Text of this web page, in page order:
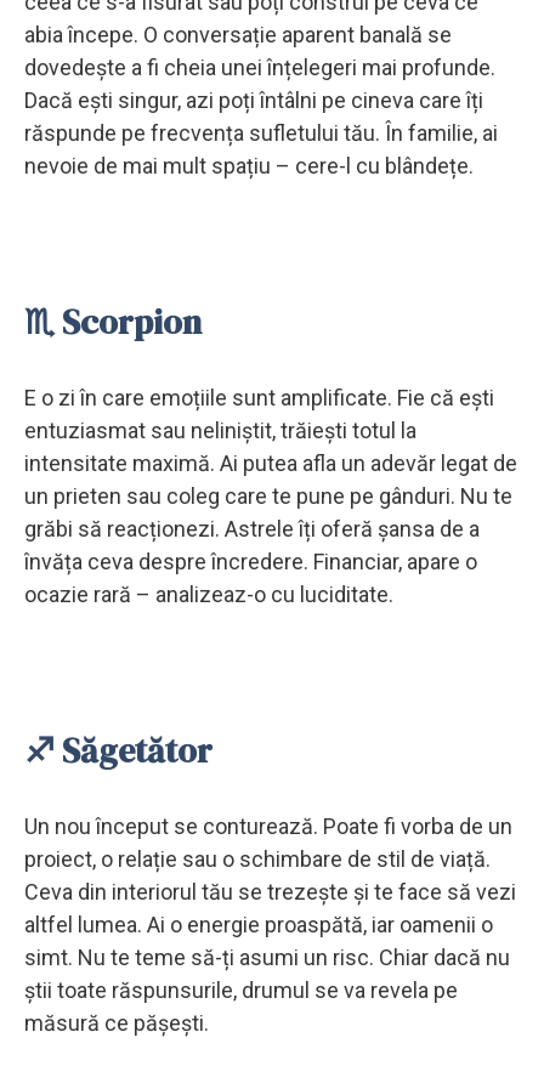
abia începe. O conversație aparent banală se
dovedește a fi cheia unei înțelegeri mai profunde.
Dacă ești singur, azi poți întâlni pe cineva care îți
răspunde pe frecvența sufletului tău. În familie, ai
nevoie de mai mult spațiu – cere-l cu blândețe.
♏ Scorpion
E o zi în care emoțiile sunt amplificate. Fie că ești
entuziasmat sau neliniștit, trăiești totul la
intensitate maximă. Ai putea afla un adevăr legat de
un prieten sau coleg care te pune pe gânduri. Nu te
grăbi să reacționezi. Astrele îți oferă șansa de a
învăța ceva despre încredere. Financiar, apare o
ocazie rară – analizeaz-o cu luciditate.
♐ Săgetător
Un nou început se conturează. Poate fi vorba de un
proiect, o relație sau o schimbare de stil de viață.
Ceva din interiorul tău se trezește și te face să vezi
altfel lumea. Ai o energie proaspătă, iar oamenii o
simt. Nu te teme să-ți asumi un risc. Chiar dacă nu
știi toate răspunsurile, drumul se va revela pe
măsură ce pășești.